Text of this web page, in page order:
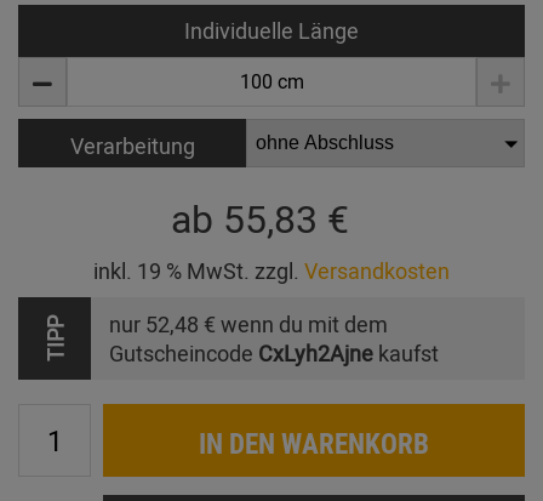
Individuelle Länge
Verarbeitung
ab 55,83 €
inkl. 19 % MwSt. zzgl. Versandkosten
TIPP nur 52,48 € wenn du mit dem
Gutscheincode CxLyh2Ajne kaufst
IN DEN WARENKORB